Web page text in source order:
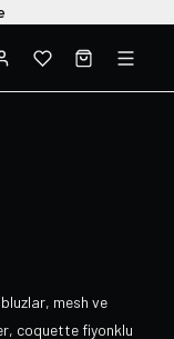
mesh ve
coquette fiyonklu